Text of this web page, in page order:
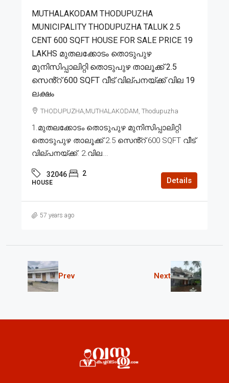
MUTHALAKODAM THODUPUZHA
MUNICIPALITY THODUPUZHA TALUK 2.5
CENT 600 SQFT HOUSE FOR SALE PRICE 19
LAKHS മുതലക്കോടം തൊടുപുഴ
മുനിസിപ്പാലിറ്റി തൊടുപുഴ താലൂക്ക് 2.5
സെൻ്റ് 600 SQFT വീട് വില്പനയ്ക്ക് വില 19
ലക്ഷം
THODUPUZHA,MUTHALAKODAM, Thodupuzha
1.മുതലക്കോടം തൊടുപുഴ മുനിസിപ്പാലിറ്റി
തൊടുപുഴ താലൂക്ക് 2.5 സെൻ്റ് 600 SQFT വീട്
വില്പനയ്ക്ക്. 2.വില...
32046 2
HOUSE Details
57 years ago
Prev Next